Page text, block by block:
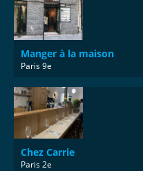
Manger à la maison
Paris 9e
Chez Carrie
Paris 2e